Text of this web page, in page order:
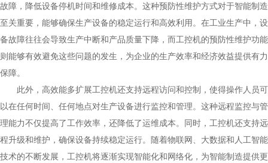
故障，降低设备停机时间和维修成本。这种预防性维护方式对于智能制造
至关重要，能够确保生产设备的稳定运行和高效利用。在工业生产中，设
备故障往往会导致生产中断和产品质量下降，而工控机的预防性维护功能
则能够有效避免这些问题的发生，为企业的生产效率和经济效益提供有力
保障。
此外，高效能多扩展工控机还支持远程访问和控制，使得操作人员可
以在任何时间、任何地点对生产设备进行监控和管理。这种远程监控与管
理能力不仅提高了工作效率，还降低了运维成本。同时，工控机还支持远
程升级和维护，确保设备持续稳定运行。随着物联网、大数据和人工智能
技术的不断发展，工控机将逐渐实现智能化和网络化，为智能制造提供更